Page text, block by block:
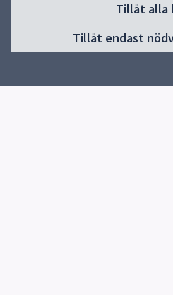
Tillåt alla
Tillåt endast